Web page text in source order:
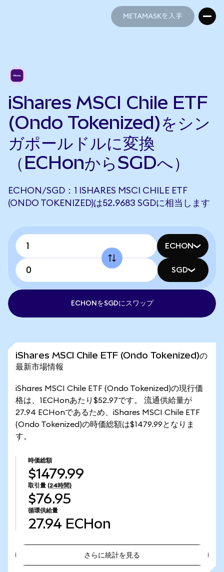
METAMASKを入手
iShares MSCI Chile ETF
(Ondo Tokenized)をシン
ガポールドルに変換
（ECHonからSGDへ）
ECHON/SGD：1 ISHARES MSCI CHILE ETF
(ONDO TOKENIZED)は52.9683 SGDに相当します
ECHON
SGD
ECHONをSGDにスワップ
iShares MSCI Chile ETF (Ondo Tokenized)の
最新市場情報
iShares MSCI Chile ETF (Ondo Tokenized)の現行価
格は、1ECHonあたり$52.97です。 流通供給量が
27.94 ECHonであるため、iShares MSCI Chile ETF
(Ondo Tokenized)の時価総額は$1479.99となりま
す。
時価総額
$1479.99
取引量 (24時間)
$76.95
循環供給量
27.94 ECHon
さらに統計を見る